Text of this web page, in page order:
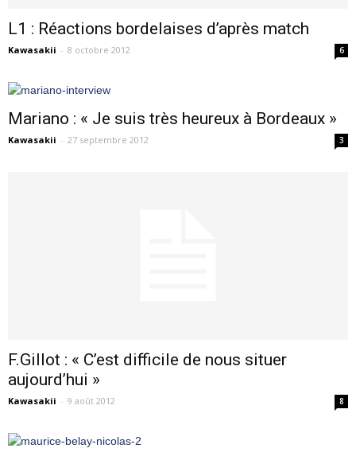
L1 : Réactions bordelaises d’après match
Kawasakii - 8 octobre 2012 6
Mariano : « Je suis très heureux à Bordeaux »
Kawasakii - 27 septembre 2012 3
F.Gillot : « C’est difficile de nous situer
aujourd’hui »
Kawasakii - 9 août 2012 8